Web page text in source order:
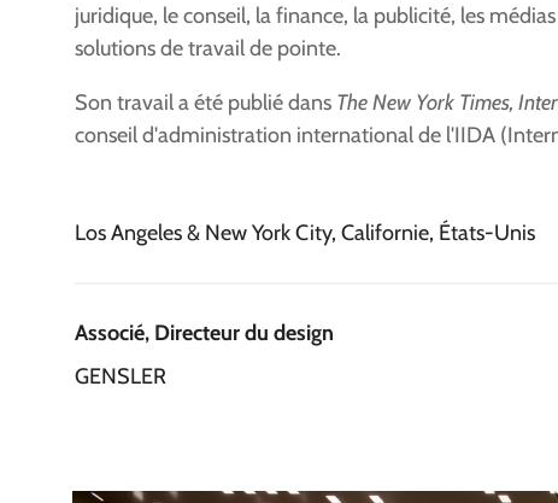
juridique, le conseil, la finance, la publicité, les
solutions de travail de pointe.
Son travail a été publié dans The New York Times,
conseil d'administration international de l'IIDA
Los Angeles & New York City, Californie, États-Unis
Associé, Directeur du design
GENSLER